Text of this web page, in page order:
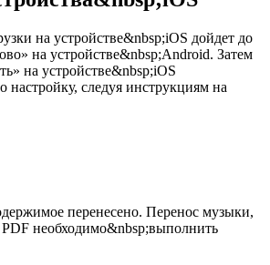
на устройстве&nbsp;iOS дойдет до
на устройстве&nbsp;Android. Затем
на устройстве&nbsp;iOS
настройку, следуя инструкциям на
перенесено. Перенос музыки,
необходимо&nbsp;выполнить